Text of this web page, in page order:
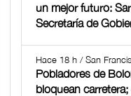
un mejor futuro:
Secretaría de
Hace 18 h / San
Pobladores de
bloquean